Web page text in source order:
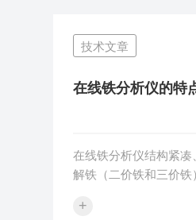
在线监测仪的优势及
品较之同类产品具有
低的试剂消耗量以及更
技术文章
在线铁分析仪的特
在线铁分析仪结构紧
解铁（二价铁和三价
种功能(包括无人值守
+